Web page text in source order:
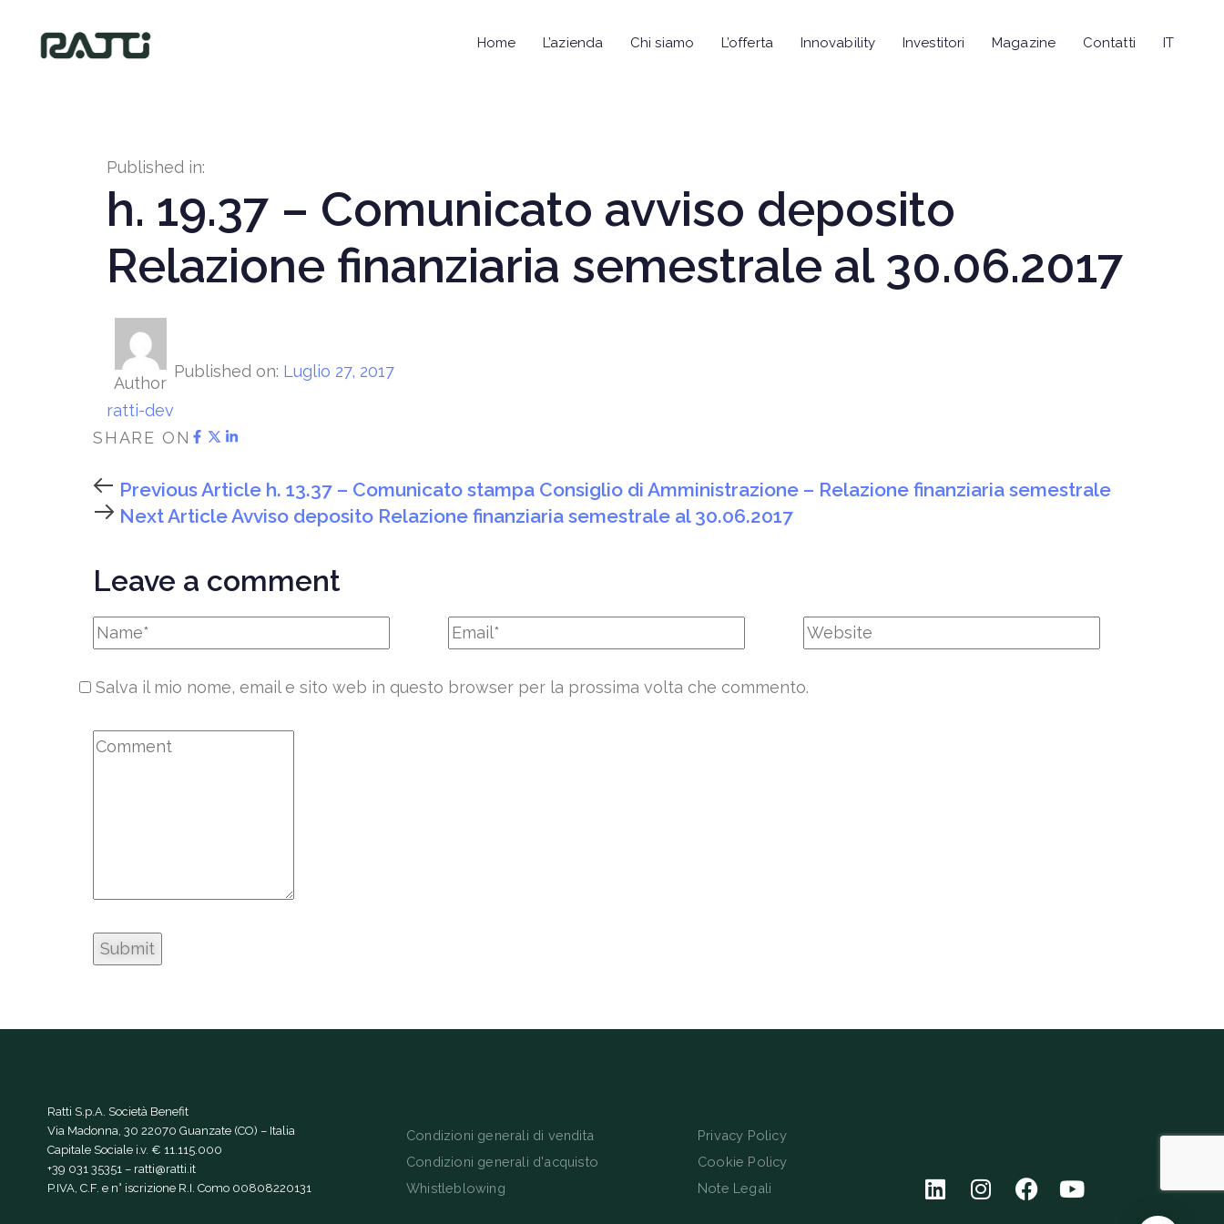
Home L’azienda Chi siamo L’offerta Innovability Investitori Magazine Contatti IT
Published in:
h. 19.37 – Comunicato avviso deposito
Relazione finanziaria semestrale al 30.06.2017
Author
ratti-dev
Published on: Luglio 27, 2017
SHARE ON
Previous Article h. 13.37 – Comunicato stampa Consiglio di Amministrazione – Relazione finanziaria semestrale
Next ArticleAvviso deposito Relazione finanziaria semestrale al 30.06.2017
Leave a comment
Salva il mio nome, email e sito web in questo browser per la prossima volta che commento.
Ratti S.p.A. Società Benefit
Via Madonna, 30 22070 Guanzate (CO) – Italia
Capitale Sociale i.v. € 11.115.000
+39 031 35351 – ratti@ratti.it
P.IVA, C.F. e n° iscrizione R.I. Como 00808220131
Condizioni generali di vendita
Condizioni generali d'acquisto
Whistleblowing
Privacy Policy
Cookie Policy
Note Legali